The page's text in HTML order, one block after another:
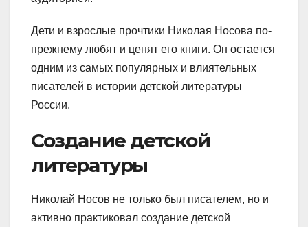
Дети и взрослые прочтики Николая Носова по-
прежнему любят и ценят его книги. Он остается
одним из самых популярных и влиятельных
писателей в истории детской литературы
России.
Создание детской
литературы
Николай Носов не только был писателем, но и
активно практиковал создание детской